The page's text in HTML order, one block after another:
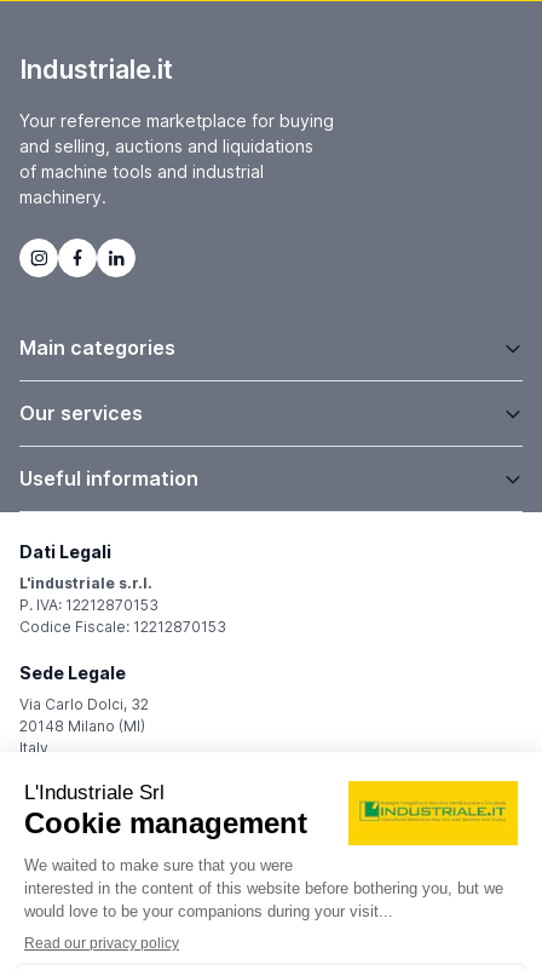
Industriale.it
Your reference marketplace for buying
and selling, auctions and liquidations
of machine tools and industrial
machinery.
Main categories
Our services
Useful information
Dati Legali
L'industriale s.r.l.
P. IVA: 12212870153
Codice Fiscale: 12212870153
Sede Legale
Via Carlo Dolci, 32
20148 Milano (MI)
Italy
Registro Imprese
Iscrizione R.I.: 12212870153
Capitale sociale: Euro 10.400,00 i.v.
Contatti